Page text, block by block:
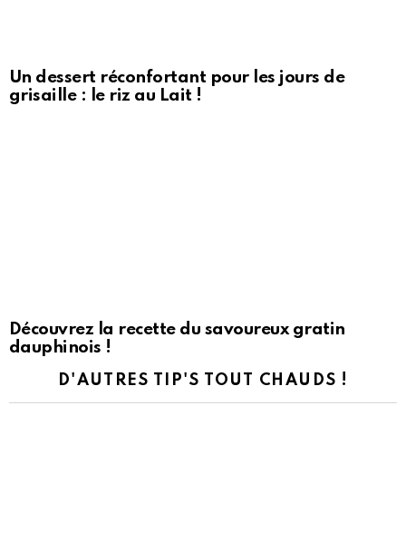
Un dessert réconfortant pour les jours de
grisaille : le riz au Lait !
Découvrez la recette du savoureux gratin
dauphinois !
D'AUTRES TIP'S TOUT CHAUDS !